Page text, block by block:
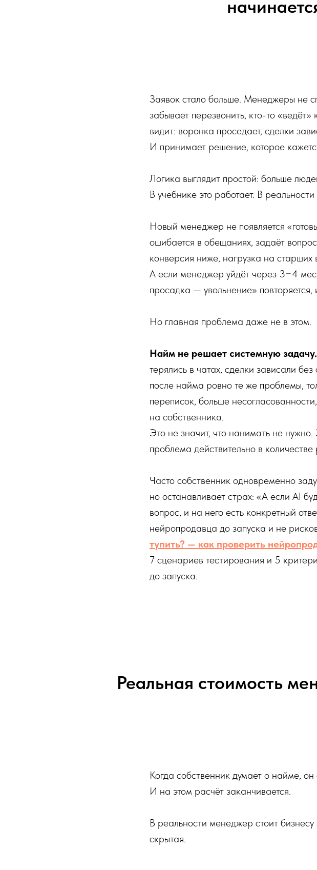
Заявок стало больше. Менеджеры не
забывает перезвонить, кто-то
видит: воронка проседает, сделки
И принимает решение, которое
Логика выглядит простой: больше
В учебнике это работает. В
Новый менеджер не появляется
ошибается в обещаниях, задаёт
конверсия ниже, нагрузка на старших
А если менеджер уйдёт через 3−4
просадка — увольнение»
Но главная проблема даже не в этом.
Найм не решает системную
терялись в чатах, сделки зависали
после найма ровно те же проблемы,
переписок, больше
на собственника.
Это не значит, что нанимать не
проблема действительно в
Часто собственник одновременно
но останавливает страх: «А если AI
вопрос, и на него есть конкретный
нейропродавца до запуска и не
тупить? — как проверить
7 сценариев тестирования и 5
до запуска.
Реальная стоимость
Когда собственник думает о найме,
И на этом расчёт заканчивается.
В реальности менеджер стоит
скрытая.